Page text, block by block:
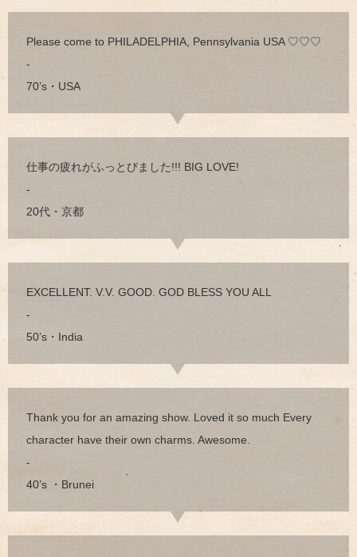
Please come to PHILADELPHIA, Pennsylvania USA ♡♡♡
-
70’s・USA
仕事の疲れがふっとびました!!! BIG LOVE!
-
20代・京都
EXCELLENT. V.V. GOOD. GOD BLESS YOU ALL
-
50’s・India
Thank you for an amazing show. Loved it so much Every
character have their own charms. Awesome.
-
40’s ・Brunei